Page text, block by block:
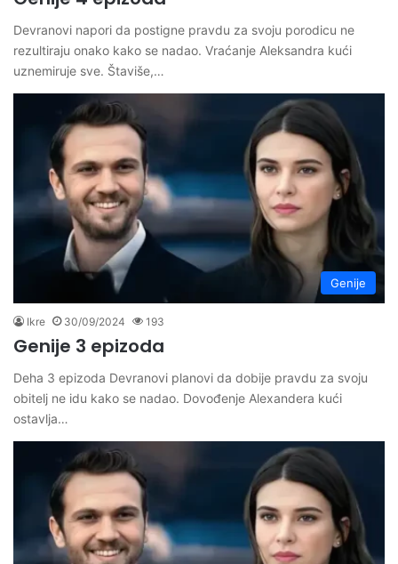
Devranovi napori da postigne pravdu za svoju porodicu ne
rezultiraju onako kako se nadao. Vraćanje Aleksandra kući
uznemiruje sve. Štaviše,…
Genije
Ikre 30/09/2024 193
Genije 3 epizoda
Deha 3 epizoda Devranovi planovi da dobije pravdu za svoju
obitelj ne idu kako se nadao. Dovođenje Alexandera kući
ostavlja…